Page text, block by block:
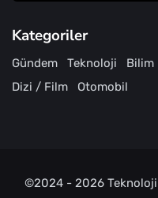
Kategoriler
Gündem Teknoloji Bilim
Dizi / Film
Otomobil
©2024 - 2026